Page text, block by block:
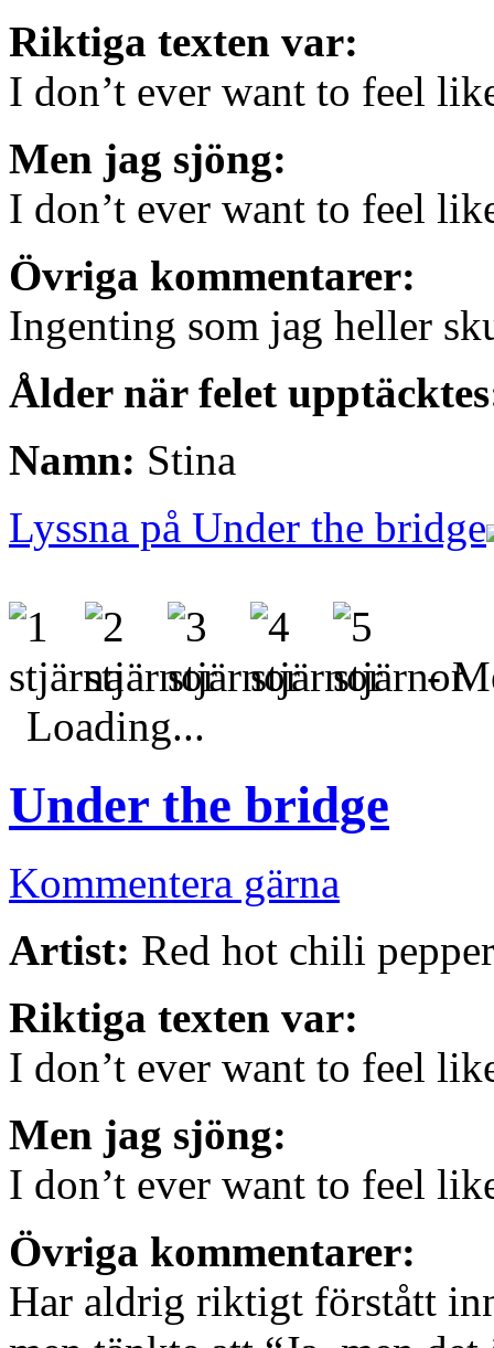
Riktiga texten var:
I don’t ever want to feel
Men jag sjöng:
I don’t ever want to feel
Övriga kommentarer:
Ingenting som jag heller
Ålder när felet
Namn: Stina
Lyssna på Under the bridge
-
Loading...
Under the bridge
Kommentera gärna
Artist: Red hot chili
Riktiga texten var:
I don’t ever want to feel
Men jag sjöng:
I don’t ever want to feel
Övriga kommentarer:
Har aldrig riktigt förstått